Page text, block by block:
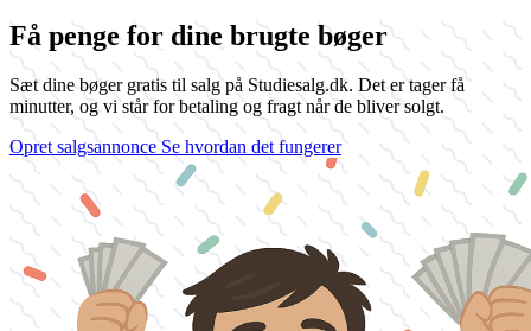
Få penge for dine brugte bøger
Sæt dine bøger gratis til salg på Studiesalg.dk. Det er tager få
minutter, og vi står for betaling og fragt når de bliver solgt.
Opret salgsannonce Se hvordan det fungerer